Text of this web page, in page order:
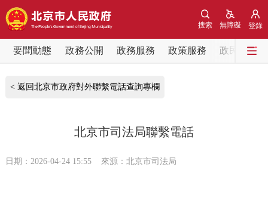
登錄
無障礙
搜索
要聞動態 政務公開 政務服務 政策服務 政民互動
要聞動態
< 返回北京市政府對外聯繫電話查詢專欄
北京市司法局聯繫電話
日期：2026-04-24 15:55 來源：北京市司法局